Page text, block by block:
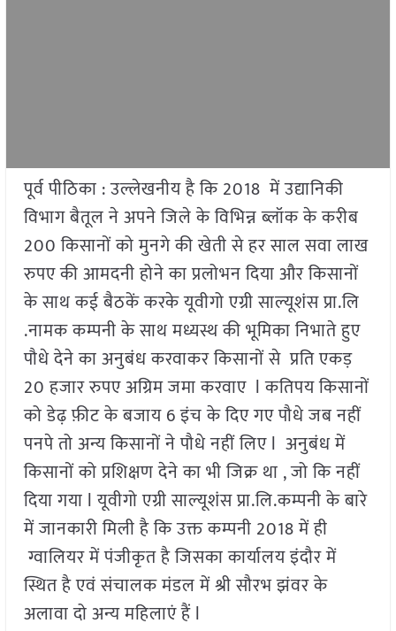
पूर्व पीठिका : उल्लेखनीय है कि 2018 में उद्यानिकी
विभाग बैतूल ने अपने जिले के विभिन्न ब्लॉक के करीब
200 किसानों को मुनगे की खेती से हर साल सवा लाख
रुपए की आमदनी होने का प्रलोभन दिया और किसानों
के साथ कई बैठकें करके यूवीगो एग्री साल्यूशंस प्रा.लि
.नामक कम्पनी के साथ मध्यस्थ की भूमिका निभाते हुए
पौधे देने का अनुबंध करवाकर किसानों से प्रति एकड़
20 हजार रुपए अग्रिम जमा करवाए l कतिपय किसानों
को डेढ़ फ़ीट के बजाय 6 इंच के दिए गए पौधे जब नहीं
पनपे तो अन्य किसानों ने पौधे नहीं लिए l अनुबंध में
किसानों को प्रशिक्षण देने का भी जिक्र था , जो कि नहीं
दिया गया l यूवीगो एग्री साल्यूशंस प्रा.लि.कम्पनी के बारे
में जानकारी मिली है कि उक्त कम्पनी 2018 में ही
ग्वालियर में पंजीकृत है जिसका कार्यालय इंदौर में
स्थित है एवं संचालक मंडल में श्री सौरभ झंवर के
अलावा दो अन्य महिलाएं हैं l